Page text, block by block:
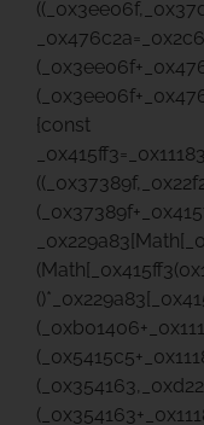
{const